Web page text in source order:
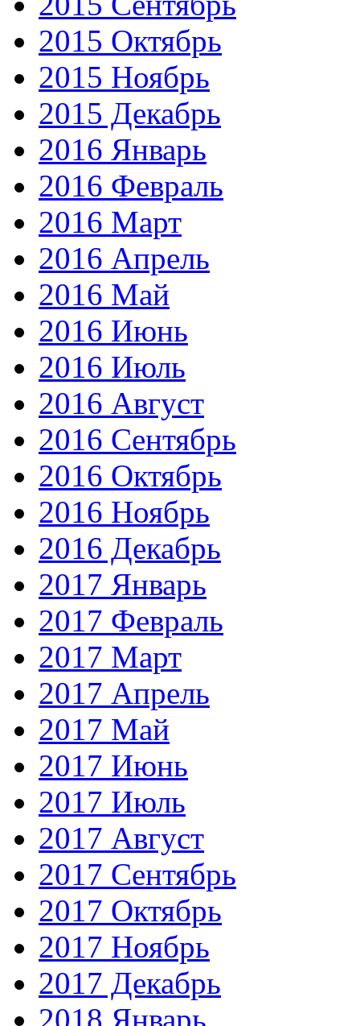
2015 Октябрь
2015 Ноябрь
2015 Декабрь
2016 Январь
2016 Февраль
2016 Март
2016 Апрель
2016 Май
2016 Июнь
2016 Июль
2016 Август
2016 Сентябрь
2016 Октябрь
2016 Ноябрь
2016 Декабрь
2017 Январь
2017 Февраль
2017 Март
2017 Апрель
2017 Май
2017 Июнь
2017 Июль
2017 Август
2017 Сентябрь
2017 Октябрь
2017 Ноябрь
2017 Декабрь
2018 Январь